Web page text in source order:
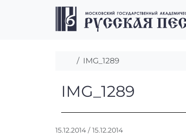
Перейти к содержимому
Перейти к футеру
Главная
IMG_1289
IMG_1289
IMG_1289
15.12.2014 / 15.12.2014